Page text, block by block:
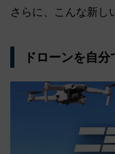
さらに、こんな新し
ドローンを自